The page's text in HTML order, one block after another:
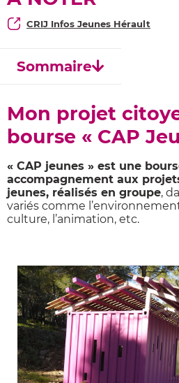
CRIJ Infos Jeunes Hérault
Sommaire
Mon projet
bourse « CAP
« CAP jeunes » est une
accompagnement aux
jeunes, réalisés en groupe,
variés comme
culture, l’animation, etc.